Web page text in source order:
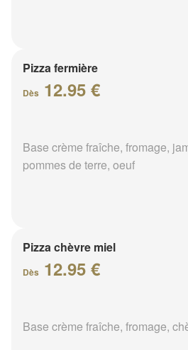
Pizza fermière
Dès 12.95 €
Base crème fraîche, fromage,
pommes de terre, oeuf
Pizza chèvre miel
Dès 12.95 €
Base crème fraîche, fromage,